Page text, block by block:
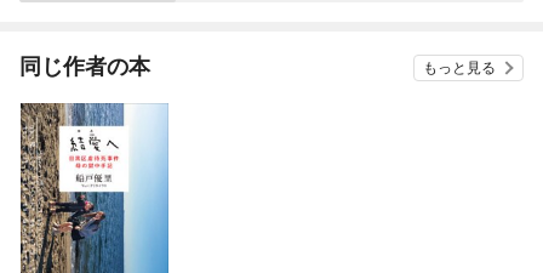
同じ作者の本 もっと見る